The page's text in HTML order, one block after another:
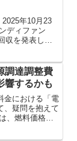
年10月23
ディファン
収を発表しま
ランの自主回
調達調整費
響するかも
金における「電
、疑問を抱えて
、燃料価格の